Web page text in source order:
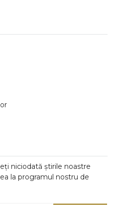
niciodată știrile noastre
la programul nostru de